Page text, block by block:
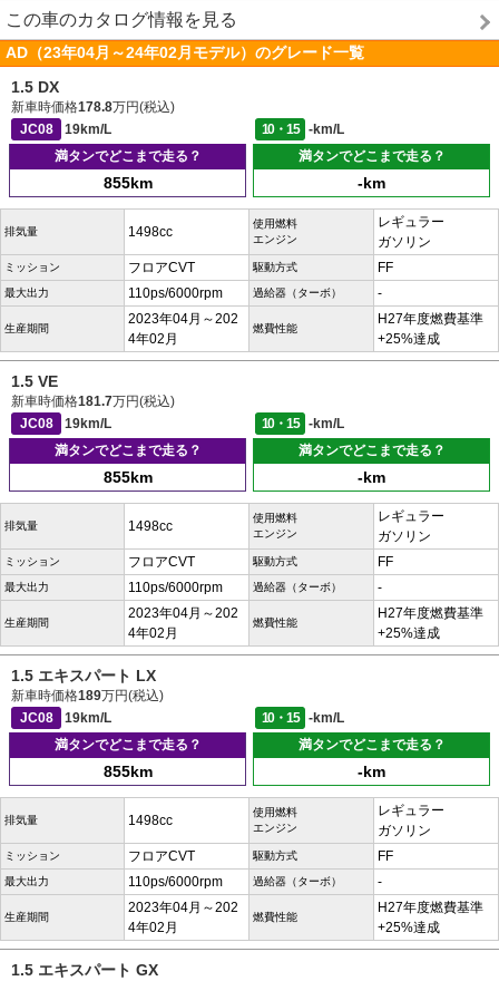
この車のカタログ情報を見る
AD（23年04月～24年02月モデル）のグレード一覧
1.5 DX
新車時価格178.8万円(税込)
JC08
19km/L 10・15
-km/L
満タンでどこまで走る？
855km
満タンでどこまで走る？
-km
排気量 1498cc
使用燃料
エンジン
レギュラー
ガソリン
ミッション フロアCVT 駆動方式 FF
最大出力 110ps/6000rpm 過給器（ターボ） -
生産期間
2023年04月～202
4年02月
燃費性能
H27年度燃費基準
+25%達成
1.5 VE
新車時価格181.7万円(税込)
JC08
19km/L 10・15
-km/L
満タンでどこまで走る？
855km
満タンでどこまで走る？
-km
排気量 1498cc
使用燃料
エンジン
レギュラー
ガソリン
ミッション フロアCVT 駆動方式 FF
最大出力 110ps/6000rpm 過給器（ターボ） -
生産期間
2023年04月～202
4年02月
燃費性能
H27年度燃費基準
+25%達成
1.5 エキスパート LX
新車時価格189万円(税込)
JC08
19km/L 10・15
-km/L
満タンでどこまで走る？
855km
満タンでどこまで走る？
-km
排気量 1498cc
使用燃料
エンジン
レギュラー
ガソリン
ミッション フロアCVT 駆動方式 FF
最大出力 110ps/6000rpm 過給器（ターボ） -
生産期間
2023年04月～202
4年02月
燃費性能
H27年度燃費基準
+25%達成
1.5 エキスパート GX